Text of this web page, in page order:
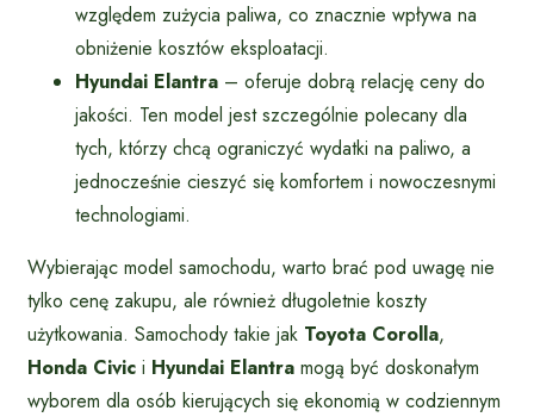
względem zużycia paliwa, co znacznie wpływa na
obniżenie kosztów eksploatacji.
Hyundai Elantra – oferuje dobrą relację ceny do
jakości. Ten model jest szczególnie polecany dla
tych, którzy chcą ograniczyć wydatki na paliwo, a
jednocześnie cieszyć się komfortem i nowoczesnymi
technologiami.
Wybierając model samochodu, warto brać pod uwagę nie
tylko cenę zakupu, ale również długoletnie koszty
użytkowania. Samochody takie jak Toyota Corolla,
Honda Civic i Hyundai Elantra mogą być doskonałym
wyborem dla osób kierujących się ekonomią w codziennym